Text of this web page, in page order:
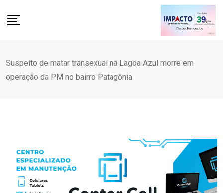
Suspeito de matar transexual na Lagoa Azul morre em
operação da PM no bairro Patagônia